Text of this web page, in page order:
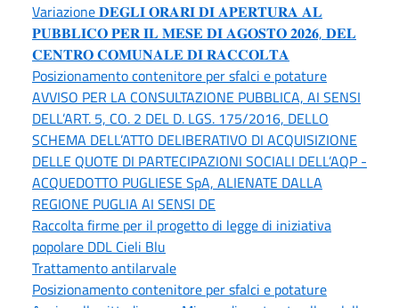
Variazione 𝐃𝐄𝐆𝐋𝐈 𝐎𝐑𝐀𝐑𝐈 𝐃𝐈 𝐀𝐏𝐄𝐑𝐓𝐔𝐑𝐀 𝐀𝐋
𝐏𝐔𝐁𝐁𝐋𝐈𝐂𝐎 𝐏𝐄𝐑 𝐈𝐋 𝐌𝐄𝐒𝐄 𝐃𝐈 𝐀𝐆𝐎𝐒𝐓𝐎 𝟐𝟎𝟐𝟔, 𝐃𝐄𝐋
𝐂𝐄𝐍𝐓𝐑𝐎 𝐂𝐎𝐌𝐔𝐍𝐀𝐋𝐄 𝐃𝐈 𝐑𝐀𝐂𝐂𝐎𝐋𝐓𝐀
Posizionamento contenitore per sfalci e potature
AVVISO PER LA CONSULTAZIONE PUBBLICA, AI SENSI
DELL’ART. 5, CO. 2 DEL D. LGS. 175/2016, DELLO
SCHEMA DELL’ATTO DELIBERATIVO DI ACQUISIZIONE
DELLE QUOTE DI PARTECIPAZIONI SOCIALI DELL’AQP -
ACQUEDOTTO PUGLIESE SpA, ALIENATE DALLA
REGIONE PUGLIA AI SENSI DE
Raccolta firme per il progetto di legge di iniziativa
popolare DDL Cieli Blu
Trattamento antilarvale
Posizionamento contenitore per sfalci e potature